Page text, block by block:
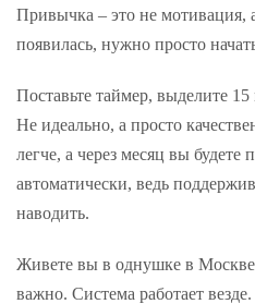
Привычка – это не мотивация,
появилась, нужно просто
Поставьте таймер, выделите
Не идеально, а просто
легче, а через месяц вы будете
автоматически, ведь
наводить.
Живете вы в однушке в
важно. Система работает